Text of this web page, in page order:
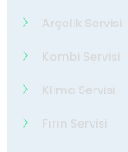
Arçelik Servisi
Kombi Servisi
Klima Servisi
Fırın Servisi